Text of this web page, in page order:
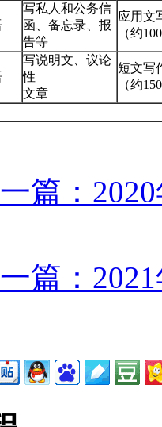
写私人和公务信
函、备忘录、报
告等
应用文
（约
写说明文、议论
性
文章
短文写
（约
一篇：
篇：